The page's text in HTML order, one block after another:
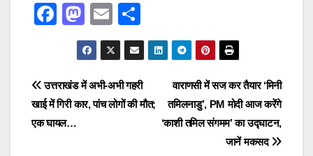
F
e
b
o
M
a
st
o
d
E
m
ail
h
ar
e
Post
navigation
वाराणसी में सज कर तैयार ‘मिनी
तमिलनाडु’, PM मोदी आज करेंगे
‘काशी तमिल संगमम’ का उद्घाटन,
जानें मकसद
उत्तराखंड में अभी-अभी गहरी
खाई में गिरी कार, पांच लोगों की मौत;
एक घायल…